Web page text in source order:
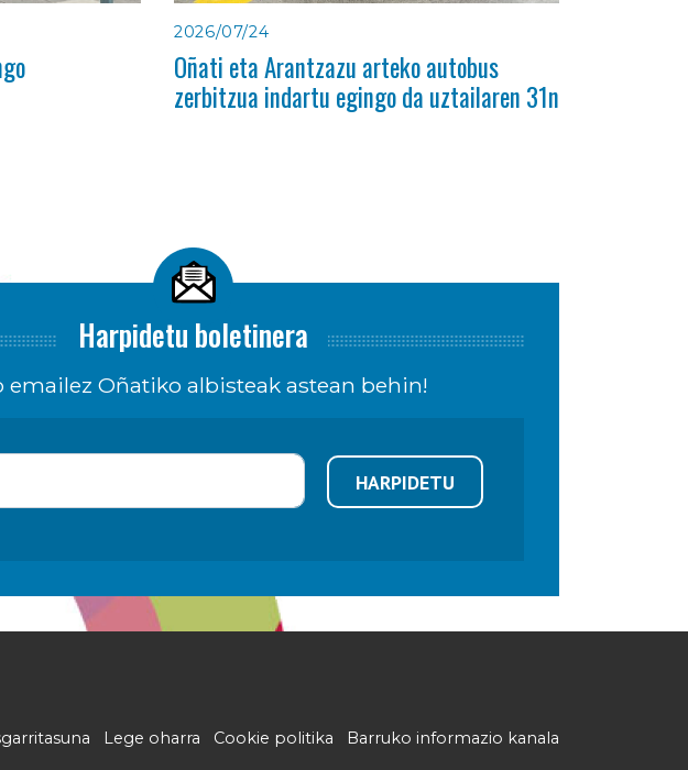
2026/07/24
Oñati eta Arantzazu arteko autobus
zerbitzua indartu egingo da uztailaren 31n
Harpidetu boletinera
emailez Oñatiko albisteak astean behin!
HARPIDETU
Lege oharra Cookie politika Barruko informazio kanala